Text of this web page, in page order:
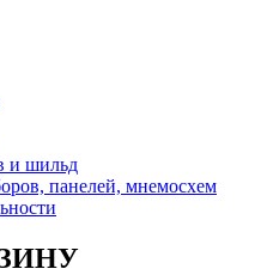
и шильд
панелей, мнемосхем